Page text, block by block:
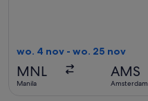
wo. 4 nov - wo. 25 nov
MNL
Manila
AMS
Amsterdam